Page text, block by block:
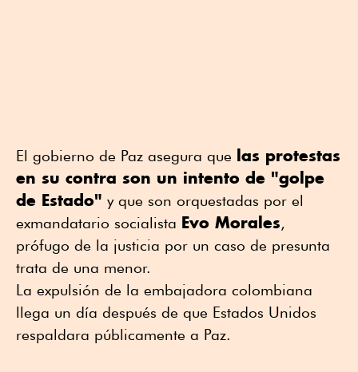
El gobierno de Paz asegura que las protestas
en su contra son un intento de "golpe
de Estado" y que son orquestadas por el
exmandatario socialista Evo Morales,
prófugo de la justicia por un caso de presunta
trata de una menor.
La expulsión de la embajadora colombiana
llega un día después de que Estados Unidos
respaldara públicamente a Paz.